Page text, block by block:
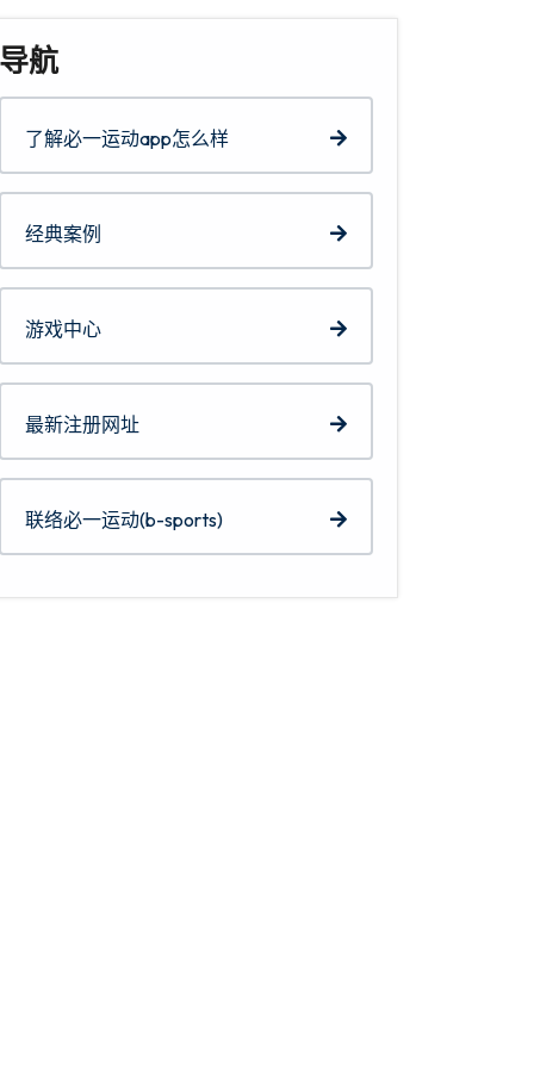
导航
了解必一运动app怎么样
经典案例
游戏中心
最新注册网址
联络必一运动(b-sports)